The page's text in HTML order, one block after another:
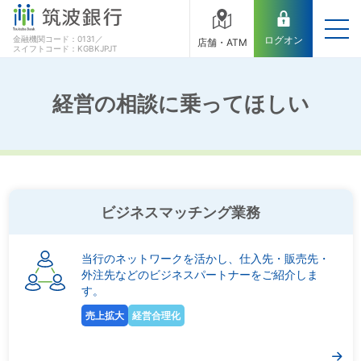
金融機関コード：0131／
スイフトコード：KGBKJPJT
店舗・ATM ログオン
経営の相談に乗ってほしい
ビジネスマッチング業務
当行のネットワークを活かし、仕入先・販売先・
外注先などのビジネスパートナーをご紹介しま
す。
売上拡大 経営合理化